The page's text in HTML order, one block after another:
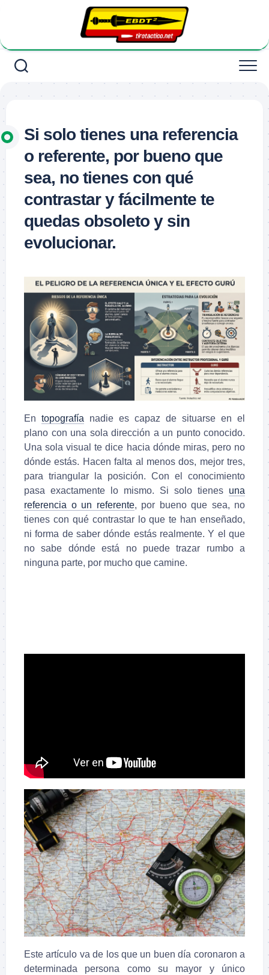
Si solo tienes una referencia
o referente, por bueno que
sea, no tienes con qué
contrastar y fácilmente te
quedas obsoleto y sin
evolucionar.
En topografía nadie es capaz de situarse en el
plano con una sola dirección a un punto conocido.
Una sola visual te dice hacia dónde miras, pero no
dónde estás. Hacen falta al menos dos, mejor tres,
para triangular la posición. Con el conocimiento
pasa exactamente lo mismo. Si solo tienes una
referencia o un referente, por bueno que sea, no
tienes con qué contrastar lo que te han enseñado,
ni forma de saber dónde estás realmente. Y el que
no sabe dónde está no puede trazar rumbo a
ninguna parte, por mucho que camine.
Este artículo va de los que un buen día coronaron a
determinada persona como su mayor y único